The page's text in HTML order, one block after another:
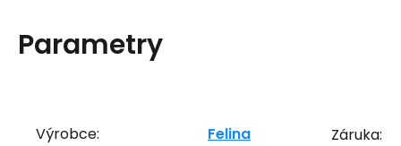
Parametry
Výrobce: Felina Záruka: